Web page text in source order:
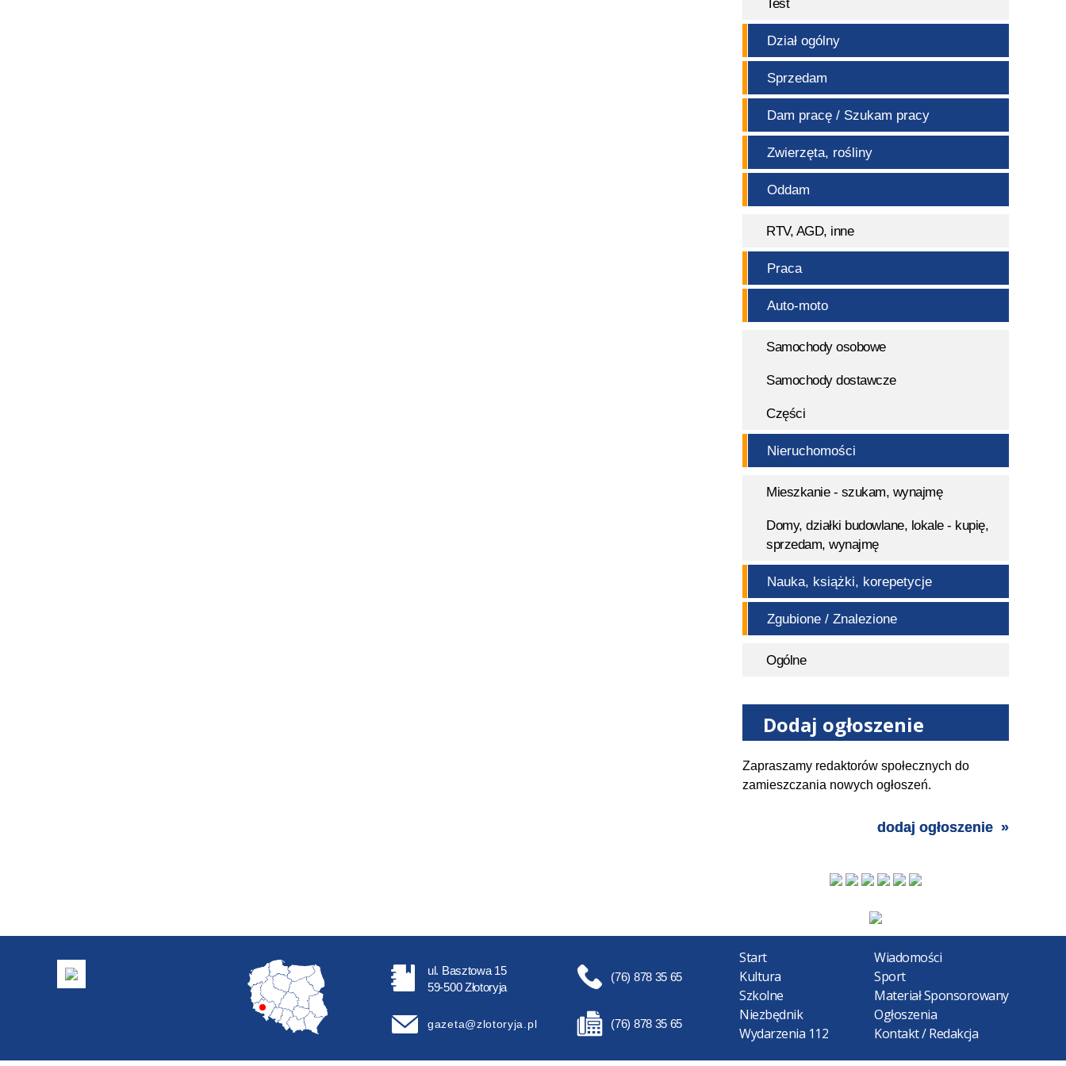
Test
Dział ogólny
Sprzedam
Dam pracę / Szukam pracy
Zwierzęta, rośliny
Oddam
RTV, AGD, inne
Praca
Auto-moto
Samochody osobowe
Samochody dostawcze
Części
Nieruchomości
Mieszkanie - szukam, wynajmę
Domy, działki budowlane, lokale - kupię,
sprzedam, wynajmę
Nauka, książki, korepetycje
Zgubione / Znalezione
Ogólne
Dodaj ogłoszenie
Zapraszamy redaktorów społecznych do
zamieszczania nowych ogłoszeń.
dodaj ogłoszenie
ul. Basztowa 15
59-500 Złotoryja
gazeta@zlotoryja.pl
(76) 878 35 65
(76) 878 35 65
Start
Wiadomości
Kultura
Sport
Szkolne
Materiał Sponsorowany
Niezbędnik
Ogłoszenia
Wydarzenia 112
Kontakt / Redakcja